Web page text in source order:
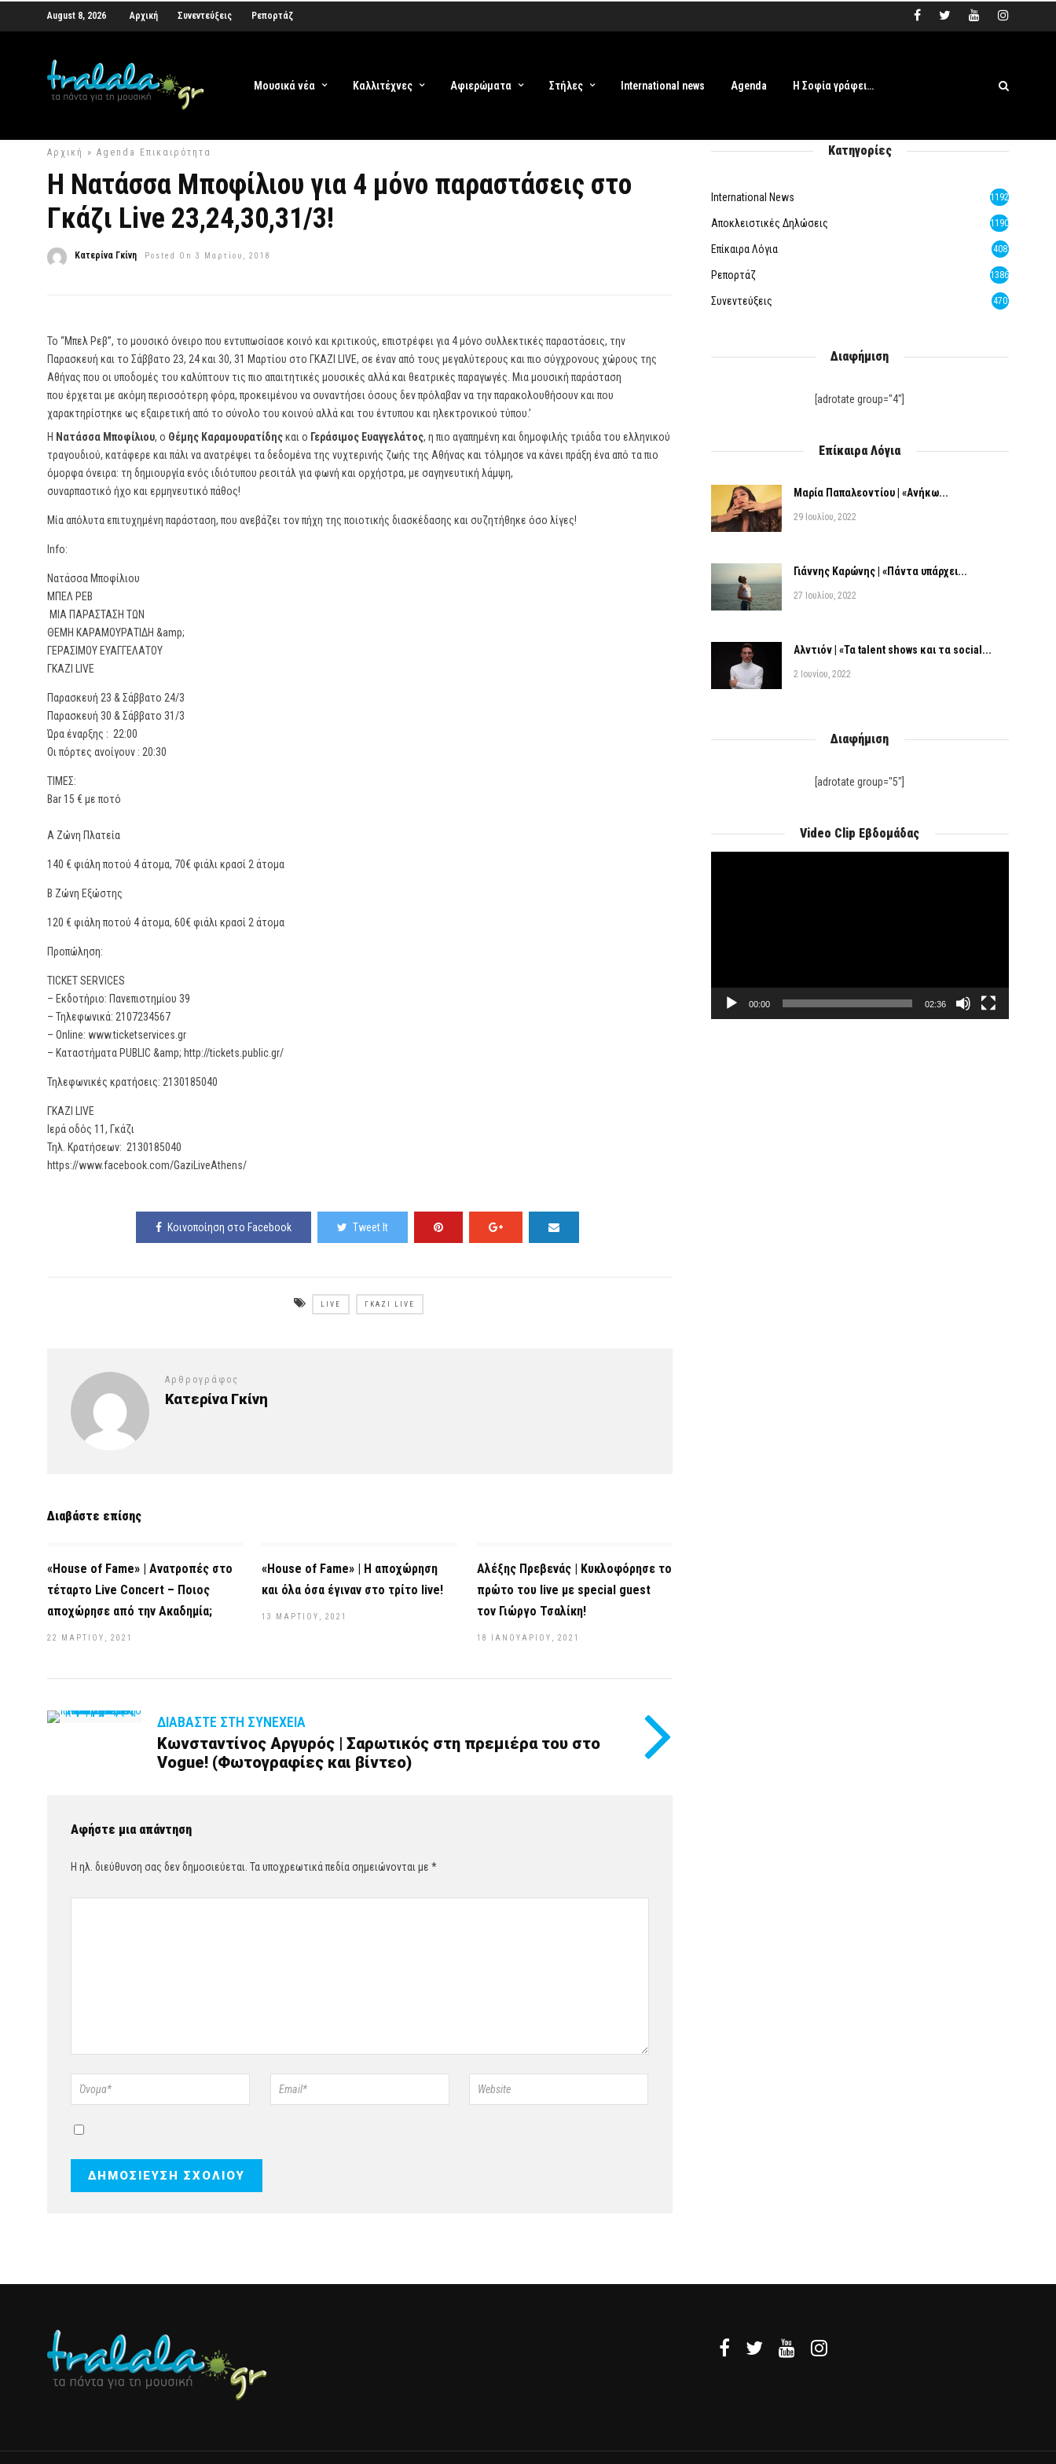
August 8, 2026 Αρχική Συνεντεύξεις Ρεπορτάζ
Μουσικά νέα Καλλιτέχνες Αφιερώματα Στήλες International news Agenda Η Σοφία γράφει…
Αρχική » Agenda Επικαιρότητα
Η Νατάσσα Μποφίλιου για 4 μόνο παραστάσεις στο
Γκάζι Live 23,24,30,31/3!
Κατερίνα Γκίνη Posted On 3 Μαρτίου, 2018
Το “Μπελ Ρεβ”, το μουσικό όνειρο που εντυπωσίασε κοινό και κριτικούς, επιστρέφει για 4 μόνο συλλεκτικές παραστάσεις, την
Παρασκευή και το Σάββατο 23, 24 και 30, 31 Μαρτίου στο ΓΚΑΖΙ LIVE, σε έναν από τους μεγαλύτερους και πιο σύγχρονους χώρους της
Αθήνας που οι υποδομές του καλύπτουν τις πιο απαιτητικές μουσικές αλλά και θεατρικές παραγωγές. Μια μουσική παράσταση
που έρχεται με ακόμη περισσότερη φόρα, προκειμένου να συναντήσει όσους δεν πρόλαβαν να την παρακολουθήσουν και που
χαρακτηρίστηκε ως εξαιρετική από το σύνολο του κοινού αλλά και του έντυπου και ηλεκτρονικού τύπου.’
Η Νατάσσα Μποφίλιου, ο Θέμης Καραμουρατίδηςκαι ο Γεράσιμος Ευαγγελάτος, η πιο αγαπημένη και δημοφιλής τριάδα του ελληνικού
τραγουδιού, κατάφερε και πάλι να ανατρέψει τα δεδομένα της νυχτερινής ζωής της Αθήνας και τόλμησε να κάνει πράξη ένα από τα πιο
όμορφα όνειρα: τη δημιουργία ενός ιδιότυπου ρεσιτάλ για φωνή και ορχήστρα, με σαγηνευτική λάμψη,
συναρπαστικό ήχο και ερμηνευτικό πάθος!
Μία απόλυτα επιτυχημένη παράσταση, που ανεβάζει τον πήχη της ποιοτικής διασκέδασης και συζητήθηκε όσο λίγες!
Info:
Νατάσσα Μποφίλιου
ΜΠΕΛ ΡΕΒ
ΜΙΑ ΠΑΡΑΣΤΑΣΗ ΤΩΝ
ΘΕΜΗ ΚΑΡΑΜΟΥΡΑΤΙΔΗ &amp;
ΓΕΡΑΣΙΜΟΥ ΕΥΑΓΓΕΛΑΤΟΥ
ΓΚΑΖΙ LIVE
Παρασκευή 23 & Σάββατο 24/3
Παρασκευή 30 & Σάββατο 31/3
Ώρα έναρξης : 22:00
Οι πόρτες ανοίγουν : 20:30
ΤΙΜΕΣ:
Βar 15 € με ποτό
Α Ζώνη Πλατεία
140 € φιάλη ποτού 4 άτομα, 70€ φιάλι κρασί 2 άτομα
Β Ζώνη Εξώστης
120 € φιάλη ποτού 4 άτομα, 60€ φιάλι κρασί 2 άτομα
Προπώληση:
TICKET SERVICES
– Εκδοτήριο: Πανεπιστημίου 39
– Τηλεφωνικά: 2107234567
– Online: www.ticketservices.gr
– Καταστήματα PUBLIC &amp; http://tickets.public.gr/
Τηλεφωνικές κρατήσεις: 2130185040
ΓΚΑΖΙ LIVE
Ιερά οδός 11, Γκάζι
Τηλ. Κρατήσεων: 2130185040
https://www.facebook.com/GaziLiveAthens/
Κοινοποίηση στο Facebook Tweet It
LIVE ΓΚΆΖΙ LIVE
Αρθρογράφος
Κατερίνα Γκίνη
Διαβάστε επίσης
«House of Fame» | Ανατροπές στο
τέταρτο Live Concert – Ποιος
αποχώρησε από την Ακαδημία;
22 ΜΑΡΤΊΟΥ, 2021
«House of Fame» | Η αποχώρηση
και όλα όσα έγιναν στο τρίτο live!
13 ΜΑΡΤΊΟΥ, 2021
Αλέξης Πρεβενάς | Kυκλοφόρησε το
πρώτο του live με special guest
τον Γιώργο Τσαλίκη!
18 ΙΑΝΟΥΑΡΊΟΥ, 2021
ΔΙΑΒΆΣΤΕ ΣΤΗ ΣΥΝΈΧΕΙΑ
Κωνσταντίνος Αργυρός | Σαρωτικός στη πρεμιέρα του στο
Vogue! (Φωτογραφίες και βίντεο)
Αφήστε μια απάντηση
Η ηλ. διεύθυνση σας δεν δημοσιεύεται. Τα υποχρεωτικά πεδία σημειώνονται με *
Κατηγορίες
International News 1192
Αποκλειστικές Δηλώσεις 1190
Επίκαιρα Λόγια 408
Ρεπορτάζ 1386
Συνεντεύξεις 470
Διαφήμιση
[adrotate group="4"]
Επίκαιρα Λόγια
Μαρία Παπαλεοντίου | «Ανήκω...
29 Ιουλίου, 2022
Γιάννης Καρώνης | «Πάντα υπάρχει...
27 Ιουλίου, 2022
Αλντιόν | «Τα talent shows και τα social...
2 Ιουνίου, 2022
Διαφήμιση
[adrotate group="5"]
Video Clip Εβδομάδας
00:00 02:36